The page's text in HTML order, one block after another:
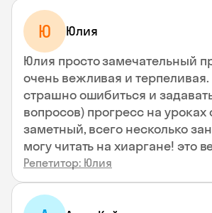
Ю Юлия
Юлия просто замечательный
очень вежливая и
страшно ошибиться и
вопросов) прогресс на уроках
заметный, всего несколько
могу читать на хиаргане! это
Репетитор: Юлия